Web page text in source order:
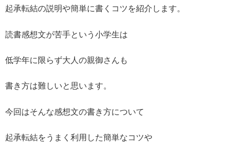
起承転結の説明や簡単に書くコツを紹介します。
読書感想文が苦手という小学生は
低学年に限らず大人の親御さんも
書き方は難しいと思います。
今回はそんな感想文の書き方について
起承転結をうまく利用した簡単なコツや